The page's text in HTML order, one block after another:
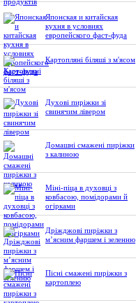
Японская и китайская
кухня в условиях
европейского фаст-фуда
Картопляні біляші з м'ясом
Духові пиріжки зі
свинячим лівером
Домашні смажені пиріжки
з калиною
Міні-піца в духовці з
ковбасою, помідорами й
огірками
Дріжджові пиріжки з
м’ясним фаршем і зеленню
Пісні смажені пиріжки з
картоплею